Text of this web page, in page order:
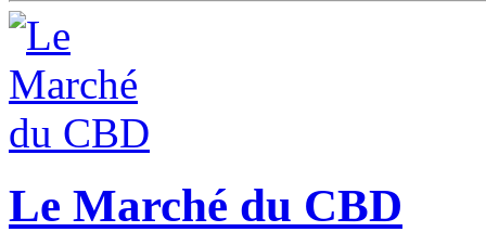
Le Marché du CBD